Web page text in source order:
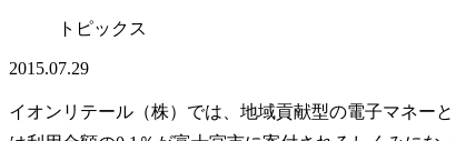
トピックス
2015.07.29
イオンリテール（株）では、地域貢献型の電子マネー